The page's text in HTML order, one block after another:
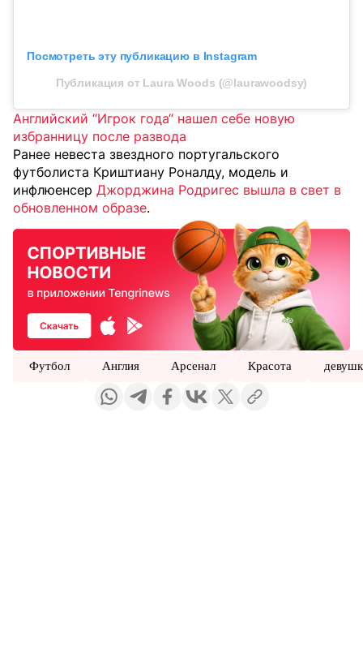
Посмотреть эту публикацию в Instagram
Публикация от Laura Woods (@laurawoodsy)
Английский “Игрок года“ нашел себе новую
избранницу после развода
Ранее невеста звездного португальского
футболиста Криштиану Роналду, модель и
инфлюенсер Джорджина Родригес вышла в свет в
обновленном образе.
Футбол Англия Арсенал Красота